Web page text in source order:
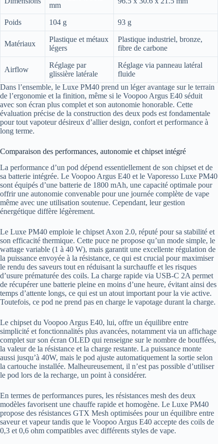
mm
Poids 104 g 93 g
Matériaux
Plastique et métaux
légers
Plastique industriel, bronze,
fibre de carbone
Airflow
Réglage par
glissière latérale
Réglage via panneau latéral
fluide
Dans l’ensemble, le Luxe PM40 prend un léger avantage sur le terrain
de l’ergonomie et la finition, même si le Voopoo Argus E40 séduit
avec son écran plus complet et son autonomie honorable. Cette
évaluation précise de la construction des deux pods est fondamentale
pour tout vapoteur désireux d’allier design, confort et performance à
long terme.
Comparaison des performances, autonomie et chipset intégré
La performance d’un pod dépend essentiellement de son chipset et de
sa batterie intégrée. Le Voopoo Argus E40 et le Vaporesso Luxe PM40
sont équipés d’une batterie de 1800 mAh, une capacité optimale pour
offrir une autonomie convenable pour une journée complète de vape
même avec une utilisation soutenue. Cependant, leur gestion
énergétique diffère légèrement.
Le Luxe PM40 emploie le chipset Axon 2.0, réputé pour sa stabilité et
son efficacité thermique. Cette puce ne propose qu’un mode simple, le
wattage variable (1 à 40 W), mais garantit une excellente régulation de
la puissance envoyée à la résistance, ce qui est crucial pour maximiser
le rendu des saveurs tout en réduisant la surchauffe et les risques
d’usure prématurée des coils. La charge rapide via USB-C 2A permet
de récupérer une batterie pleine en moins d’une heure, évitant ainsi des
temps d’attente longs, ce qui est un atout important pour la vie active.
Toutefois, ce pod ne prend pas en charge le vapotage durant la charge.
Le chipset du Voopoo Argus E40, lui, offre un équilibre entre
simplicité et fonctionnalités plus avancées, notamment via un affichage
complet sur son écran OLED qui renseigne sur le nombre de bouffées,
la valeur de la résistance et la charge restante. La puissance monte
aussi jusqu’à 40W, mais le pod ajuste automatiquement la sortie selon
la cartouche installée. Malheureusement, il n’est pas possible d’utiliser
le pod lors de la recharge, un point à considérer.
En termes de performances pures, les résistances mesh des deux
modèles favorisent une chauffe rapide et homogène. Le Luxe PM40
propose des résistances GTX Mesh optimisées pour un équilibre entre
saveur et vapeur tandis que le Voopoo Argus E40 accepte des coils de
0,3 et 0,6 ohm compatibles avec différents styles de vape.